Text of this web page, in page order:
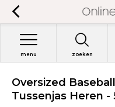
zoeken
menu
Oversized
Tussenjas Heren -